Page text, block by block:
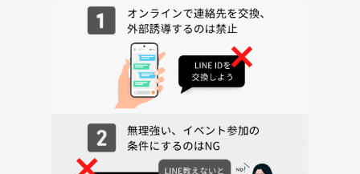
◯ネームプレートで名前が分からなくても交流できる
※自分のコントローラーを持ってきても大丈夫です(*´ω`*)